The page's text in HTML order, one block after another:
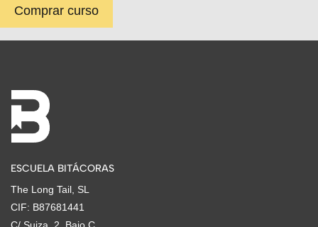
Comprar curso
ESCUELA BITÁCORAS
The Long Tail, SL
CIF: B87681441